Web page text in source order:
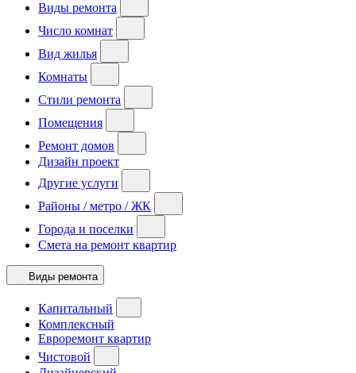
Виды ремонта
Число комнат
Вид жилья
Комнаты
Стили ремонта
Помещения
Ремонт домов
Дизайн проект
Другие услуги
Районы / метро / ЖК
Города и поселки
Смета на ремонт квартир
Виды ремонта
Капитальный
Комплексный
Евроремонт квартир
Чистовой